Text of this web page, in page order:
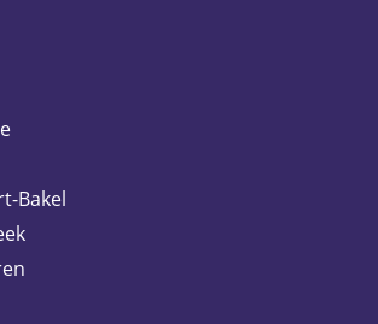
Bakel